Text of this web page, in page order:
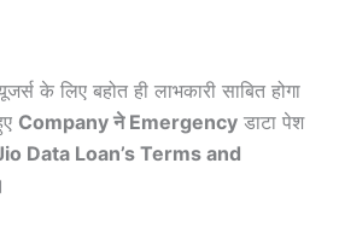
के लिए बहोत ही लाभकारी साबित होगा
Company ने Emergency डाटा पेश
Data Loan’s Terms and